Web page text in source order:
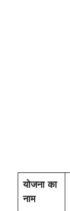
योजना का
नाम